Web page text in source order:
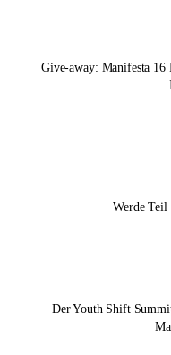
Give-away: Manifesta 16
Werde Teil
Der Youth Shift